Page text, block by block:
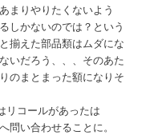
まりやりたくないよう
しかないのでは？という
揃えた部品類はムダにな
いだろう、、、そのあた
のまとまった額になりそ
リコールがあったは
問い合わせることに。